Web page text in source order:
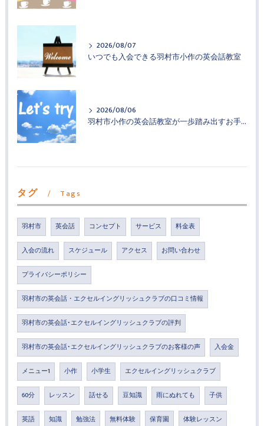
2026/08/07
いつでも入会できる羽村市小作の英会話教室
2026/08/06
羽村市小作の英会話教室が一歩踏み出すお手伝い
タグ Tags
羽村市 英会話 コンセプト サービス 料金表
入会の流れ スケジュール アクセス お問い合わせ
プライバシーポリシー
羽村市の英会話・エクセルイングリッシュクラブの口コミ情報
羽村市の英会話･エクセルイングリッシュクラブの評判
羽村市の英会話･エクセルイングリッシュクラブのお客様の声 入会金
メニュー1 小作 小学生 エクセルイングリッシュクラブ
60分 レッスン 話せる 豆知識 雨にぬれても 子供
英語 知識 勉強法 無料体験 保育園 体験レッスン